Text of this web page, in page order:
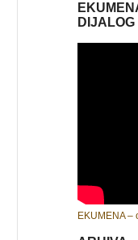
DIJALOG
EKUMENA –